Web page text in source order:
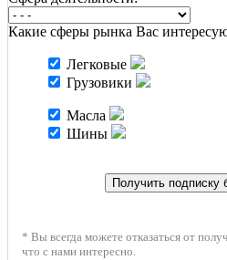
Какие сферы рынка Вас
Легковые
Грузовики
Масла
Шины
* Вы всегда можете отказаться от
что с нами интересно.